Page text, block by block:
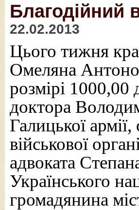
Благодійний
22.02.2013
Цього тижня
Омеляна
розмірі 1000,00
доктора
Галицької армії,
військової
адвоката
Українського
громадянина